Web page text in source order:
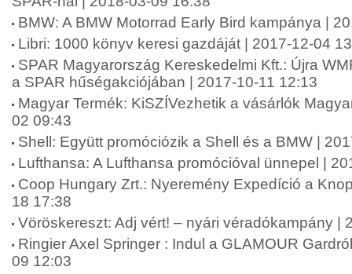
BMW: A BMW Motorrad Early Bird kampánya |
Libri: 1000 könyv keresi gazdáját | 2017-12-04
SPAR Magyarország Kereskedelmi Kft.: Újra
a SPAR hűségakciójában | 2017-10-11 12:13
Magyar Termék: KiSZÍVezhetik a vásárlók
02 09:43
Shell: Együtt promóciózik a Shell és a BMW |
Lufthansa: A Lufthansa promócióval ünnepel |
Coop Hungary Zrt.: Nyeremény Expedíció a
18 17:38
Vöröskereszt: Adj vért! – nyári véradókampány |
Ringier Axel Springer : Indul a GLAMOUR
09 12:03